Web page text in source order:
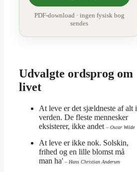
PDF-download · ingen fysisk bog
sendes
Udvalgte ordsprog om
livet
At leve er det sjældneste af alt i
verden. De fleste mennesker
eksisterer, ikke andet – Oscar Wilde
At leve er ikke nok. Solskin,
frihed og en lille blomst må
man ha' – Hans Christian Andersen